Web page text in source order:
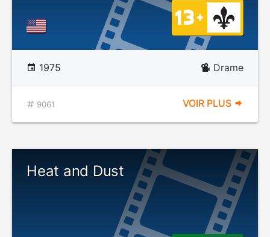
1975 Drame
9061 VOIR PLUS
Heat and Dust